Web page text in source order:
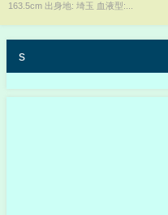
163.5cm 出身地: 埼玉 血液型:...
s